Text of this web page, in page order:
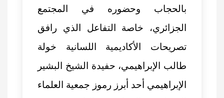
بالحجاب وحضوره في المجتمع
الجزائري، خاصة التفاعل الذي رافق
تصريحات الأكاديمية اللسانية خولة
طالب الإبراهيمي، حفيدة الشيخ البشير
الإبراهيمي أحد أبرز رموز جمعية العلماء